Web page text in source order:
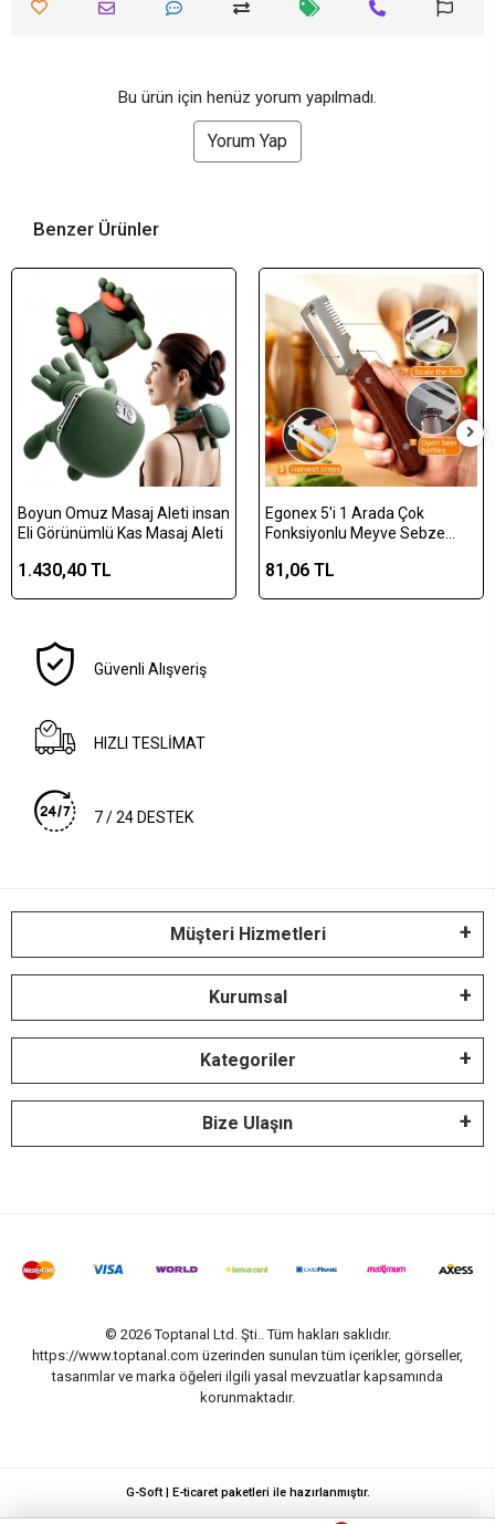
Bu ürün için henüz yorum yapılmadı.
Yorum Yap
Benzer Ürünler
Boyun Omuz Masaj Aleti insan
Eli Görünümlü Kas Masaj Aleti
1.430,40 TL
Egonex 5'i 1 Arada Çok
Fonksiyonlu Meyve Sebze
Şişe Açacağı – Ahşap Saplı
81,06 TL
Güvenli Alışveriş
HIZLI TESLİMAT
7 / 24 DESTEK
Müşteri Hizmetleri
Kurumsal
Kategoriler
Bize Ulaşın
© 2026 Toptanal Ltd. Şti.. Tüm hakları saklıdır.
https://www.toptanal.com üzerinden sunulan tüm içerikler, görseller,
tasarımlar ve marka öğeleri ilgili yasal mevzuatlar kapsamında
korunmaktadır.
G-Soft | E-ticaret paketleri ile hazırlanmıştır.